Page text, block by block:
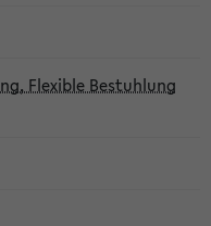
Flexible Bestuhlung